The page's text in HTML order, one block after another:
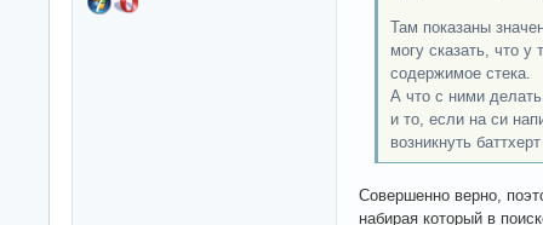
Там показаны
могу сказать, что у
содержимое стека.
А что с ними делать
и то, если на си
возникнуть
Совершенно верно,
набирая который в